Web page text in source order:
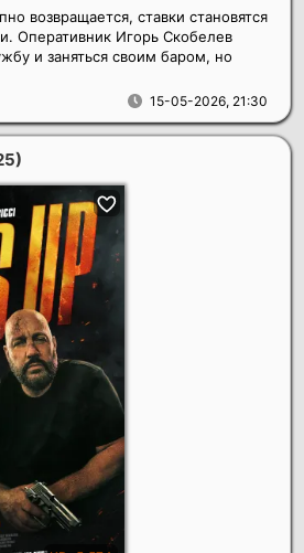
15-05-2026, 21:30
возвращается, ставки становятся
Оперативник Игорь Скобелев
и заняться своим баром, но